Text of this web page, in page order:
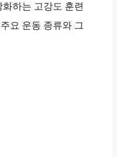
하는 고강도 훈련
요 운동 종류와 그